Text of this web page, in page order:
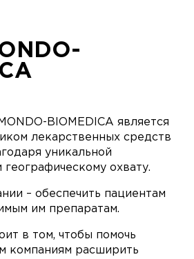
BIOMEDICA является
лекарственных средств
уникальной
охвату.
– обеспечить пациентам
им препаратам.
в том, чтобы помочь
компаниям расширить